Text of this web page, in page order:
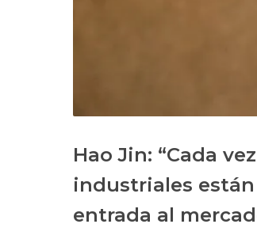
Hao Jin: “Cada
industriales
entrada al